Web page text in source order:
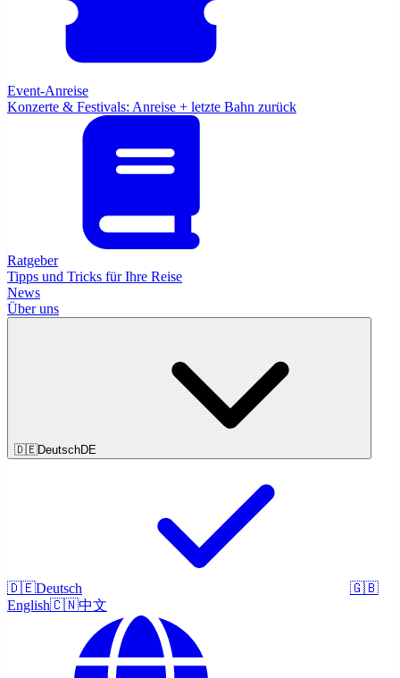
Event-Anreise
Konzerte & Festivals: Anreise + letzte Bahn zurück
Ratgeber
Tipps und Tricks für Ihre Reise
News
Über uns
🇩🇪DeutschDE
🇩🇪Deutsch
🇬🇧
English🇨🇳中文